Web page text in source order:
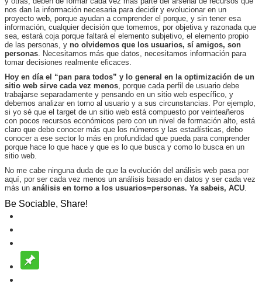
nos dan la información necesaria para decidir y evolucionar en un
proyecto web, porque ayudan a comprender el porque, y sin tener esa
información, cualquier decisión que tomemos, por objetiva y razonada que
sea, estará coja porque faltará el elemento subjetivo, el elemento propio
de las personas, y no olvidemos que los usuarios, sí amigos, son
personas . Necesitamos más que datos, necesitamos información para
tomar decisiones realmente eficaces.
Hoy en día el “pan para todos” y lo general en la optimización de un
sitio web sirve cada vez menos , porque cada perfil de usuario debe
trabajarse separadamente y pensando en un sitio web específico, y
debemos analizar en torno al usuario y a sus circunstancias. Por ejemplo,
si yo sé que el target de un sitio web está compuesto por veinteañeros
con pocos recursos económicos pero con un nivel de formación alto, está
claro que debo conocer más que los números y las estadísticas, debo
conocer a ese sector lo más en profundidad que pueda para comprender
porque hace lo que hace y que es lo que busca y como lo busca en un
sitio web.
No me cabe ninguna duda de que la evolución del análisis web pasa por
aquí, por ser cada vez menos un análisis basado en datos y ser cada vez
más un análisis en torno a los usuarios=personas. Ya sabeis, ACU
Be Sociable, Share!